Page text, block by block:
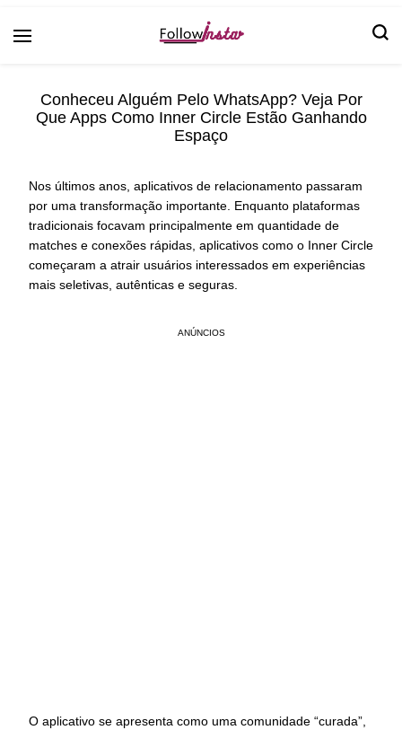
Conheceu Alguém Pelo WhatsApp? Veja Por
Que Apps Como Inner Circle Estão Ganhando
Espaço
Nos últimos anos, aplicativos de relacionamento passaram
por uma transformação importante. Enquanto plataformas
tradicionais focavam principalmente em quantidade de
matches e conexões rápidas, aplicativos como o Inner Circle
começaram a atrair usuários interessados em experiências
mais seletivas, autênticas e seguras.
ANÚNCIOS
O aplicativo se apresenta como uma comunidade “curada”,